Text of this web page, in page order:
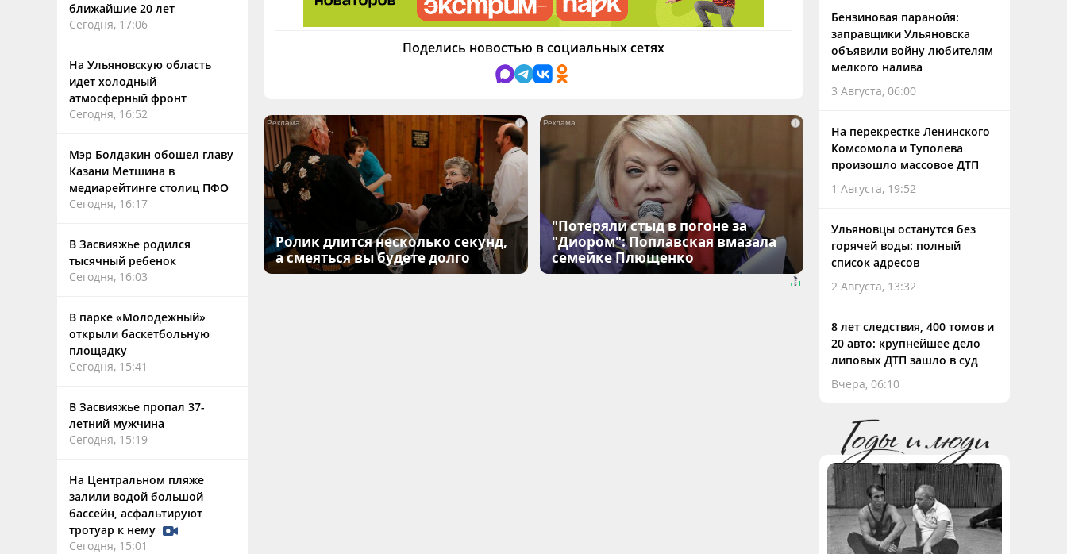
ближайшие 20 лет
Сегодня, 17:06
На Ульяновскую область
идет холодный
атмосферный фронт
Сегодня, 16:52
Мэр Болдакин обошел главу
Казани Метшина в
медиарейтинге столиц ПФО
Сегодня, 16:17
В Засвияжье родился
тысячный ребенок
Сегодня, 16:03
В парке «Молодежный»
открыли баскетбольную
площадку
Сегодня, 15:41
В Засвияжье пропал 37-
летний мужчина
Сегодня, 15:19
На Центральном пляже
залили водой большой
бассейн, асфальтируют
тротуар к нему
Сегодня, 15:01
Поделись новостью в социальных сетях
i
Ролик длится несколько секунд,
а смеяться вы будете долго
i
"Потеряли стыд в погоне за
"Диором": Поплавская вмазала
семейке Плющенко
Бензиновая паранойя:
заправщики Ульяновска
объявили войну любителям
мелкого налива
3 Августа, 06:00
На перекрестке Ленинского
Комсомола и Туполева
произошло массовое ДТП
1 Августа, 19:52
Ульяновцы останутся без
горячей воды: полный
список адресов
2 Августа, 13:32
8 лет следствия, 400 томов и
20 авто: крупнейшее дело
липовых ДТП зашло в суд
Вчера, 06:10